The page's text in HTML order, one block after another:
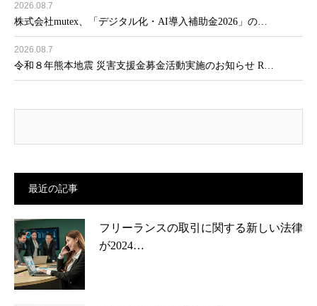
2026.08.7
株式会社mutex、「デジタル化・AI導入補助金2026」の…
2026.08.7
令和８年熊本地震 災害支援金募金活動実施のお知らせ R…
最近の記事
フリーランスの取引に関する新しい法律
が2024…